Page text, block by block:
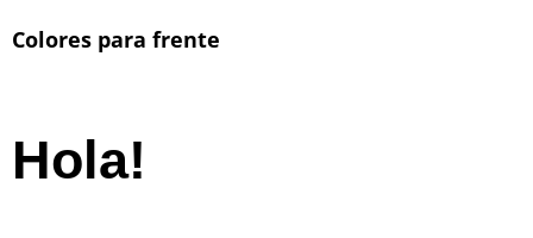
Colores para frente
Hola!